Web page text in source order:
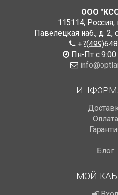
ООО
115114, Россия,
Павелецкая наб., д. 2,
Пн-Пт с 9:00
Оплата
Блог
МОЙ